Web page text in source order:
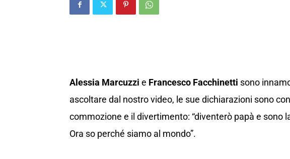
Alessia Marcuzzi e Francesco Facchinetti sono
ascoltare dal nostro video, le sue dichiarazioni sono
commozione e il divertimento: “diventerò papà e sono
Ora so perché siamo al mondo”.